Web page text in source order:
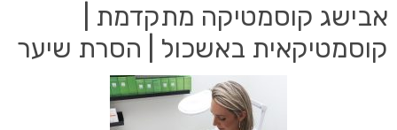
אבישג קוסמטיקה מתקדמת |
קוסמטיקאית באשכול | הסרת שיער